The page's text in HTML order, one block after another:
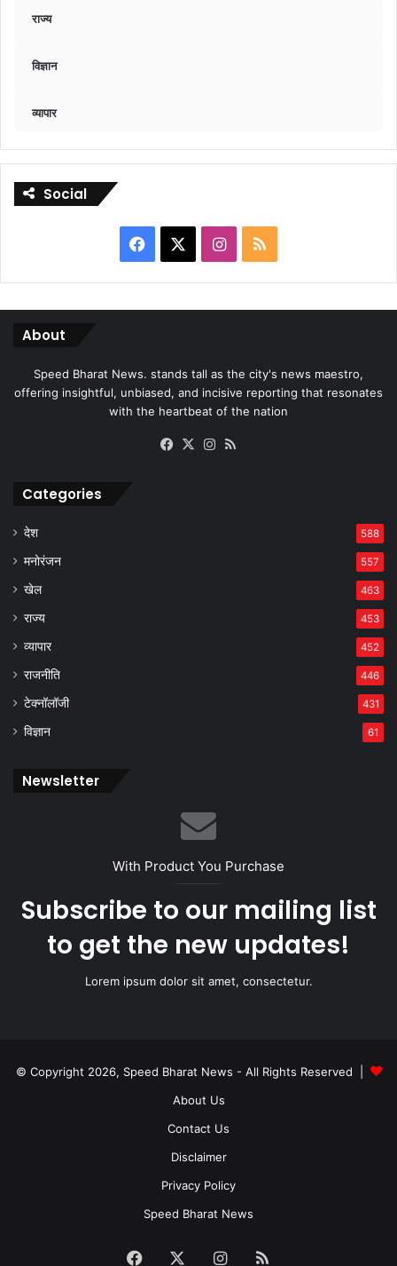
राज्य
विज्ञान
व्यापार
Social
Facebook Instagram
RSS
About
Speed Bharat News. stands tall as the city's news maestro,
offering insightful, unbiased, and incisive reporting that resonates
with the heartbeat of the nation
Facebook
X Instagram
Categories
देश 588
मनोरंजन 557
खेल 463
राज्य 453
व्यापार 452
राजनीति 446
टेक्नॉलॉजी 431
विज्ञान 61
Newsletter
With Product You Purchase
Subscribe to our mailing list
to get the new updates!
Lorem ipsum dolor sit amet, consectetur.
© Copyright 2026, Speed Bharat News - All Rights Reserved |
About Us
Contact Us
Disclaimer
Privacy Policy
Speed Bharat News
Facebook Instagram
RSS